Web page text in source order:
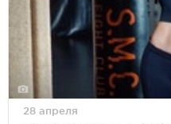
28 апреля